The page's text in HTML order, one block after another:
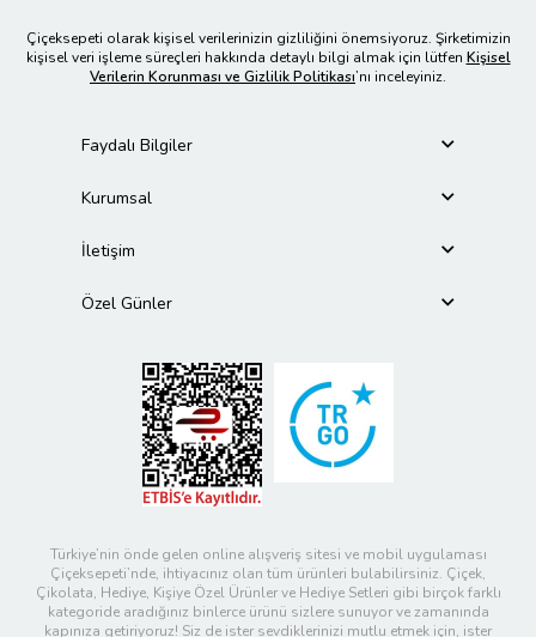
Çiçeksepeti olarak kişisel verilerinizin gizliliğini önemsiyoruz. Şirketimizin
kişisel veri işleme süreçleri hakkında detaylı bilgi almak için lütfen Kişisel
Verilerin Korunması ve Gizlilik Politikası’nı inceleyiniz.
Faydalı Bilgiler
Kurumsal
İletişim
Özel Günler
Türkiye’nin önde gelen online alışveriş sitesi ve mobil uygulaması
Çiçeksepeti’nde, ihtiyacınız olan tüm ürünleri bulabilirsiniz. Çiçek,
Çikolata, Hediye, Kişiye Özel Ürünler ve Hediye Setleri gibi birçok farklı
kategoride aradığınız binlerce ürünü sizlere sunuyor ve zamanında
kapınıza getiriyoruz! Siz de ister sevdiklerinizi mutlu etmek için, ister